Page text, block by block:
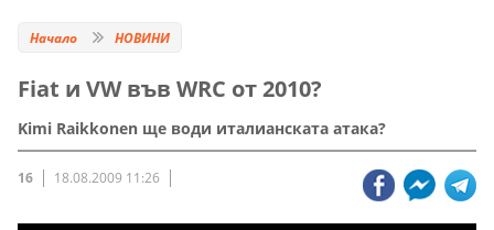
Начало НОВИНИ
Fiat и VW във WRC от 2010?
Kimi Raikkonen ще води италианската атака?
16 18.08.2009 11:26